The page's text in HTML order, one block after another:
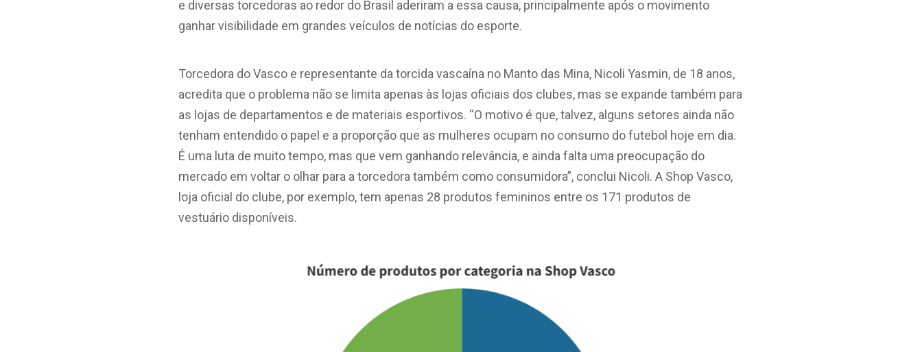
e diversas torcedoras ao redor do Brasil aderiram a essa causa, principalmente após o movimento
ganhar visibilidade em grandes veículos de notícias do esporte.
Torcedora do Vasco e representante da torcida vascaína no Manto das Mina, Nicoli Yasmin, de 18 anos,
acredita que o problema não se limita apenas às lojas oficiais dos clubes, mas se expande também para
as lojas de departamentos e de materiais esportivos. “O motivo é que, talvez, alguns setores ainda não
tenham entendido o papel e a proporção que as mulheres ocupam no consumo do futebol hoje em dia.
É uma luta de muito tempo, mas que vem ganhando relevância, e ainda falta uma preocupação do
mercado em voltar o olhar para a torcedora também como consumidora”, conclui Nicoli. A Shop Vasco,
loja oficial do clube, por exemplo, tem apenas 28 produtos femininos entre os 171 produtos de
vestuário disponíveis.